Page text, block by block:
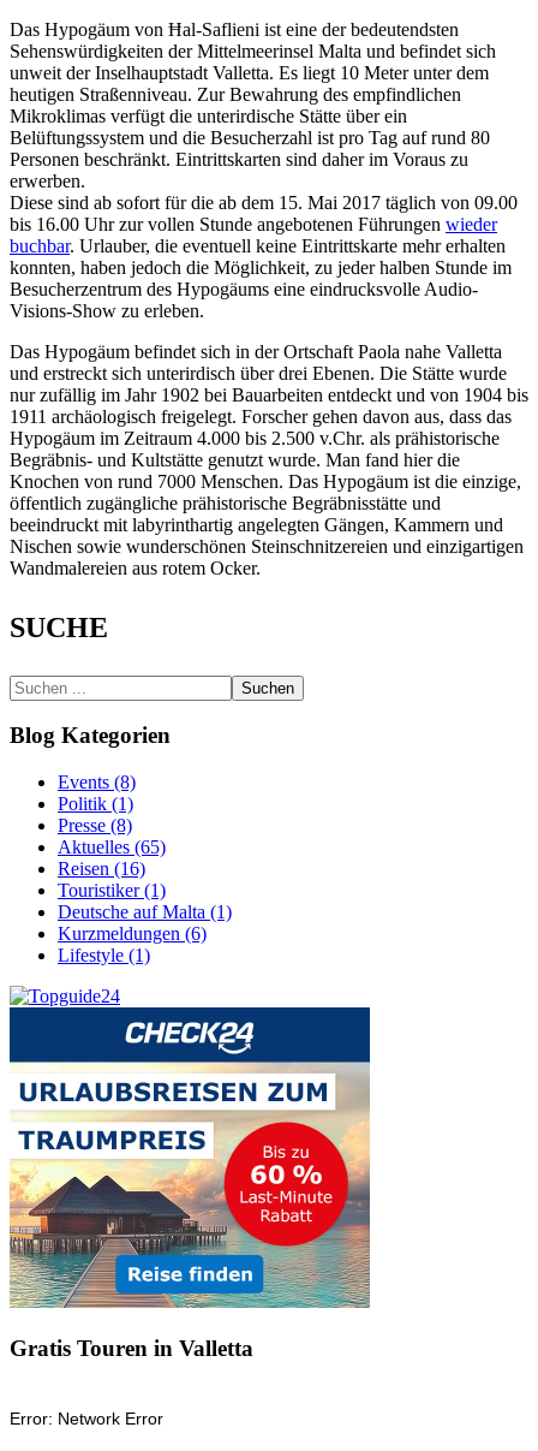
Das Hypogäum von Ħal-Saflieni ist eine der bedeutendsten
Sehenswürdigkeiten der Mittelmeerinsel Malta und befindet sich
unweit der Inselhauptstadt Valletta. Es liegt 10 Meter unter dem
heutigen Straßenniveau. Zur Bewahrung des empfindlichen
Mikroklimas verfügt die unterirdische Stätte über ein
Belüftungssystem und die Besucherzahl ist pro Tag auf rund 80
Personen beschränkt. Eintrittskarten sind daher im Voraus zu
erwerben.
Diese sind ab sofort für die ab dem 15. Mai 2017 täglich von 09.00
bis 16.00 Uhr zur vollen Stunde angebotenen Führungen wieder
buchbar. Urlauber, die eventuell keine Eintrittskarte mehr erhalten
konnten, haben jedoch die Möglichkeit, zu jeder halben Stunde im
Besucherzentrum des Hypogäums eine eindrucksvolle Audio-
Visions-Show zu erleben.
Das Hypogäum befindet sich in der Ortschaft Paola nahe Valletta
und erstreckt sich unterirdisch über drei Ebenen. Die Stätte wurde
nur zufällig im Jahr 1902 bei Bauarbeiten entdeckt und von 1904 bis
1911 archäologisch freigelegt. Forscher gehen davon aus, dass das
Hypogäum im Zeitraum 4.000 bis 2.500 v.Chr. als prähistorische
Begräbnis- und Kultstätte genutzt wurde. Man fand hier die
Knochen von rund 7000 Menschen. Das Hypogäum ist die einzige,
öffentlich zugängliche prähistorische Begräbnisstätte und
beeindruckt mit labyrinthartig angelegten Gängen, Kammern und
Nischen sowie wunderschönen Steinschnitzereien und einzigartigen
Wandmalereien aus rotem Ocker.
SUCHE
Suchen
Blog Kategorien
Events (8)
Politik (1)
Presse (8)
Aktuelles (65)
Reisen (16)
Touristiker (1)
Deutsche auf Malta (1)
Kurzmeldungen (6)
Lifestyle (1)
Gratis Touren in Valletta